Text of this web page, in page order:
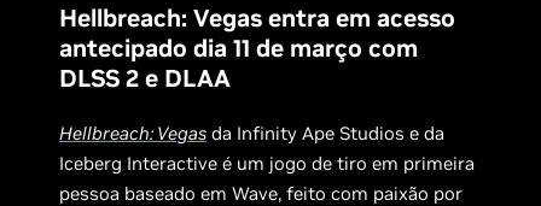
Hellbreach: Vegas entra em acesso
antecipado dia 11 de março com
DLSS 2 e DLAA
Hellbreach: Vegas da Infinity Ape Studios e da
Iceberg Interactive é um jogo de tiro em primeira
pessoa baseado em Wave, feito com paixão por